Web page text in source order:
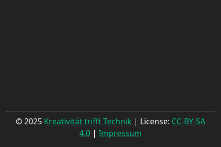
© 2025 Kreativität trifft Technik | License: CC-BY-SA
4.0 | Impressum